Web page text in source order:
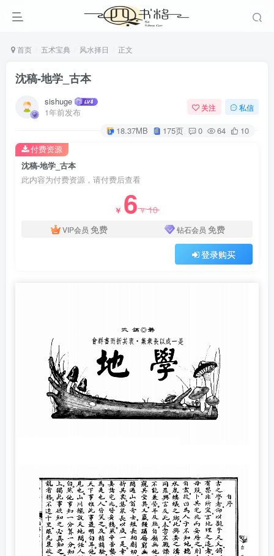
首页 五术宝典 风水择日 正文
沈稿-地学_古本
sishuge
1年前发布
关注 私信
18.37MB 175页 0 64 10
沈稿-地学_古本
此内容为付费资源，请付费后查看
￥ 6￥10
VIP会员 免费 钻石会员 免费
登录购买
付费资源